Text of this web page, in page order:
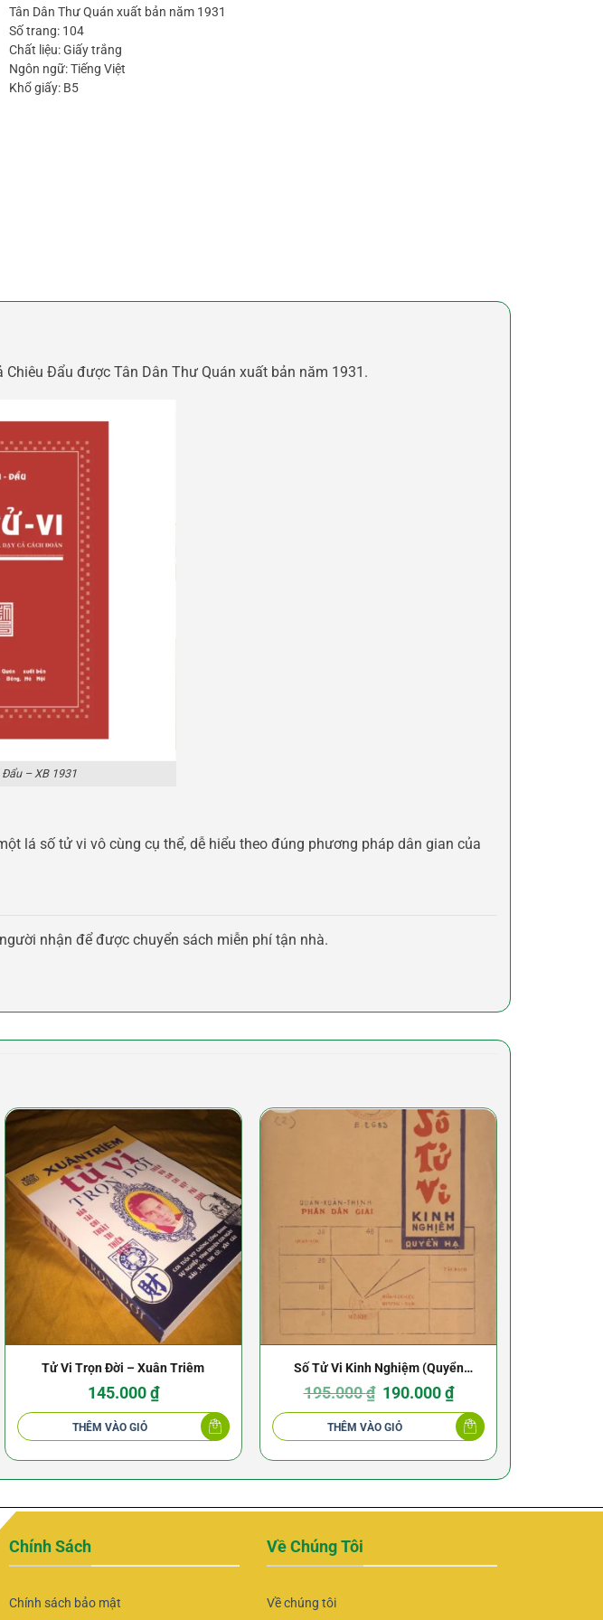
Tân Dân Thư Quán xuất bản năm 1931
Số trang: 104
Chất liệu: Giấy trắng
Ngôn ngữ: Tiếng Việt
Khổ giấy: B5
Đẩu được Tân Dân Thư Quán xuất bản năm 1931.
– XB 1931
lá số tử vi vô cùng cụ thể, dễ hiểu theo đúng phương pháp dân gian của
nhận để được chuyển sách miễn phí tận nhà.
Tử Vi Trọn Đời – Xuân Triêm
145.000₫
THÊM VÀO GIỎ
Số Tử Vi Kinh Nghiệm (Quyển
Thượng + Quyển Hạ) – 1950
195.000₫
Giá
gốc
là:
195.000 ₫.
190.000₫Giá
hiện
tại
là:
190.000 ₫.
THÊM VÀO GIỎ
Chính Sách
Chính sách bảo mật
Về Chúng Tôi
Về chúng tôi